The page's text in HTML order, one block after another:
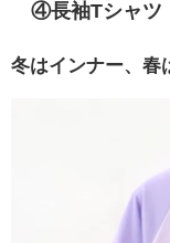
④長袖Tシャツ
冬はインナー、春